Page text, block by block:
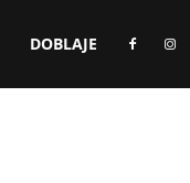
DOBLAJE